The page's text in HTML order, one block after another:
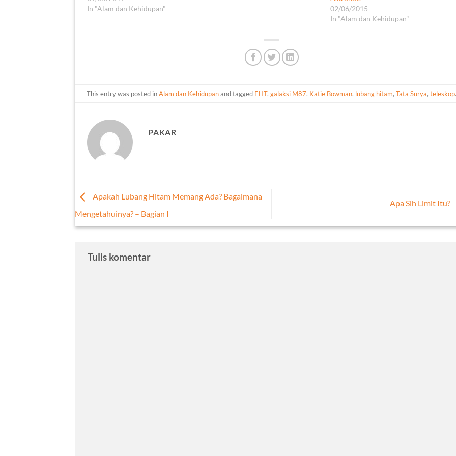
In "Alam dan Kehidupan"
02/06/2015
In "Alam dan Kehidupan"
This entry was posted inAlam dan Kehidupanand tagged EHT, galaksi M87, Katie Bowman, lubang hitam, Tata Surya, teleskop.
PAKAR
Apakah Lubang Hitam Memang Ada? Bagaimana
Mengetahuinya? – Bagian I
Apa Sih Limit Itu?
Tulis komentar